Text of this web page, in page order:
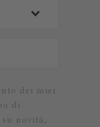
dei miei
di
novità,